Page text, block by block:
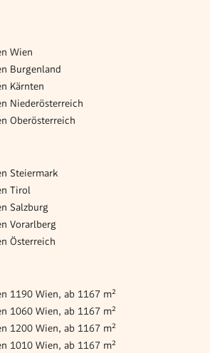
Wien
Burgenland
Kärnten
Niederösterreich
Oberösterreich
Steiermark
Tirol
Salzburg
Vorarlberg
Österreich
1190 Wien, ab 1167 m²
1060 Wien, ab 1167 m²
1200 Wien, ab 1167 m²
1010 Wien, ab 1167 m²